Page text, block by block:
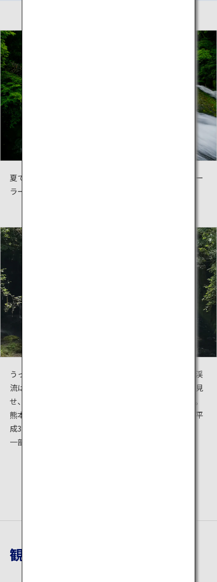
夏でもひんやりとした冷たさを感じる清流は「天然クー
ラー」とも呼ばれ、避暑地として最適です。
うっそうとした天然生広葉樹の中、間をぬって流れる渓
流は大小さまざまな瀬や渕、滝など変化に富んだ姿を見
せ、まさに水と緑がおりなす絶景を作りだしています。
熊本地震による被災で入谷が規制されていましたが、平
成30年3月24日から再開されました。
一部、整備中のため通行できない箇所があります。
観光地詳細